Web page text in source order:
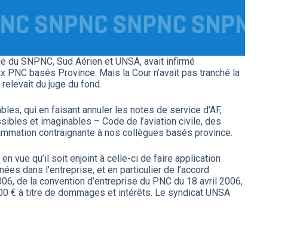
SNPNC, Sud Aérien et UNSA, avait infirmé
PNC basés Province. Mais la Cour n’avait pas tranché la
du juge du fond.
qui en faisant annuler les notes de service d’AF,
et imaginables – Code de l’aviation civile, des
contraignante à nos collègues basés province.
vue qu’il soit enjoint à celle-ci de faire application
dans l’entreprise, et en particulier de l’accord
de la convention d’entreprise du PNC du 18 avril 2006,
€ à titre de dommages et intérêts. Le syndicat UNSA